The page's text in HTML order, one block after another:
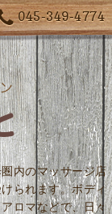
045-349-4774
内のマッサージ店
られます。ボディ
ロマなどで、日々